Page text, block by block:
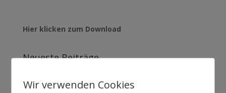
Hier klicken zum Download
Neueste Beiträge
Island
Wir verwenden Cookies